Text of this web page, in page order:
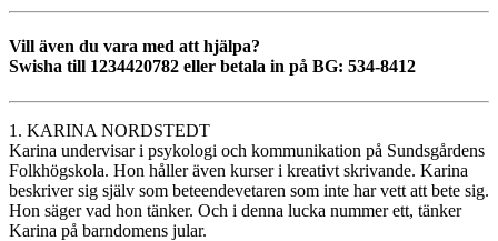
Vill även du vara med att hjälpa?
Swisha till 1234420782 eller betala in på BG: 534-8412
1. KARINA NORDSTEDT
Karina undervisar i psykologi och kommunikation på Sundsgårdens
Folkhögskola. Hon håller även kurser i kreativt skrivande. Karina
beskriver sig själv som beteendevetaren som inte har vett att bete sig.
Hon säger vad hon tänker. Och i denna lucka nummer ett, tänker
Karina på barndomens jular.